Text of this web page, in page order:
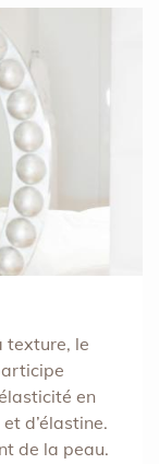
texture, le
en
d’élastine.
de la peau.